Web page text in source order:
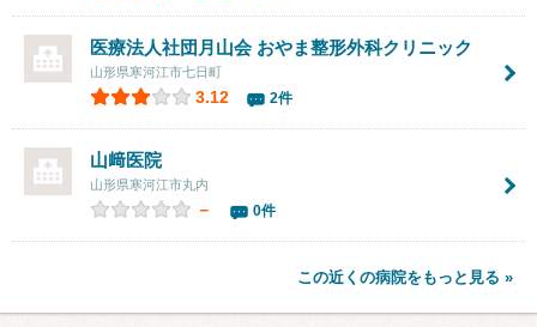
医療法人社団月山会 おやま整形外科クリニック
山形県寒河江市七日町
3.12 2件
山﨑医院
山形県寒河江市丸内
－ 0件
この近くの病院をもっと見る »